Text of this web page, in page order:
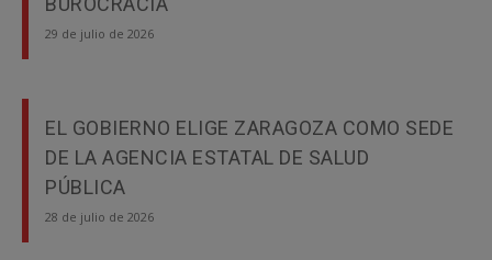
29 de julio de 2026
EL GOBIERNO ELIGE ZARAGOZA COMO SEDE
DE LA AGENCIA ESTATAL DE SALUD
PÚBLICA
28 de julio de 2026